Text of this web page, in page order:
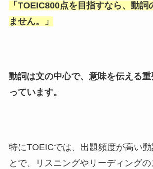
「 TOEIC800点を目指すなら、動詞
ません。
」
動詞は文の中心で、意味を伝える
っています。
特にTOEICでは、出題頻度が高い
とで、リスニングやリーディング